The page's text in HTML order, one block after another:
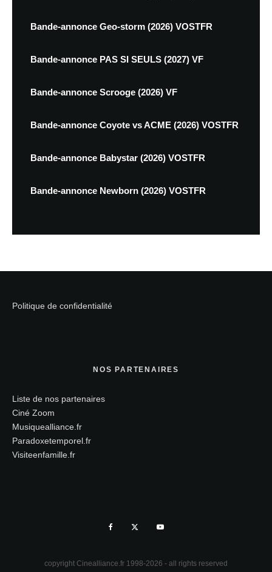
Bande-annonce Geo-storm (2026) VOSTFR
Bande-annonce PAS SI SEULS (2027) VF
Bande-annonce Scrooge (2026) VF
Bande-annonce Coyote vs ACME (2026) VOSTFR
Bande-annonce Babystar (2026) VOSTFR
Bande-annonce Newborn (2026) VOSTFR
Politique de confidentialité
NOS PARTENAIRES
Liste de nos partenaires
Ciné Zoom
Musiquealliance.fr
Paradoxetemporel.fr
Visiteenfamille.fr
copyright Cinealliance.fr 1998-2026 - all rights reserved